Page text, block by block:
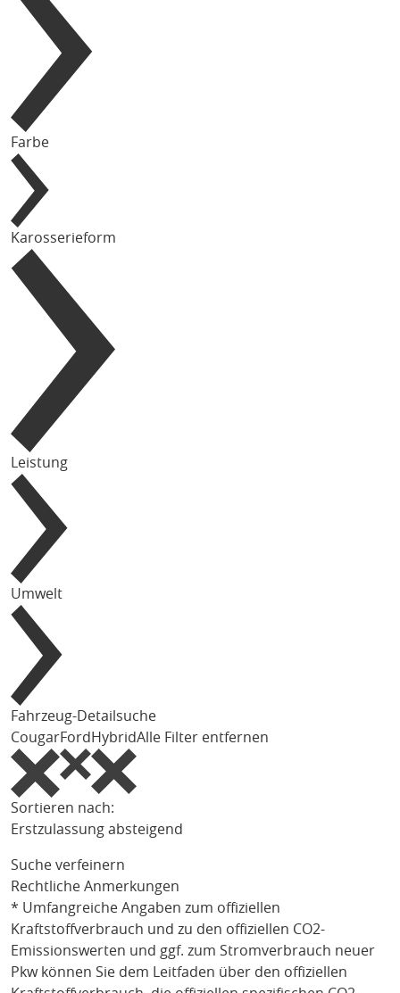
Farbe
Karosserieform
Leistung
Umwelt
Fahrzeug-Detailsuche
CougarFordHybridAlle Filter entfernen
Sortieren nach:
Erstzulassung absteigend
Suche verfeinern
Rechtliche Anmerkungen
* Umfangreiche Angaben zum offiziellen
Kraftstoffverbrauch und zu den offiziellen CO2-
Emissionswerten und ggf. zum Stromverbrauch neuer
Pkw können Sie dem Leitfaden über den offiziellen